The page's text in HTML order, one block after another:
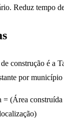
Reduz tempo
construção é a
por município
= (Área